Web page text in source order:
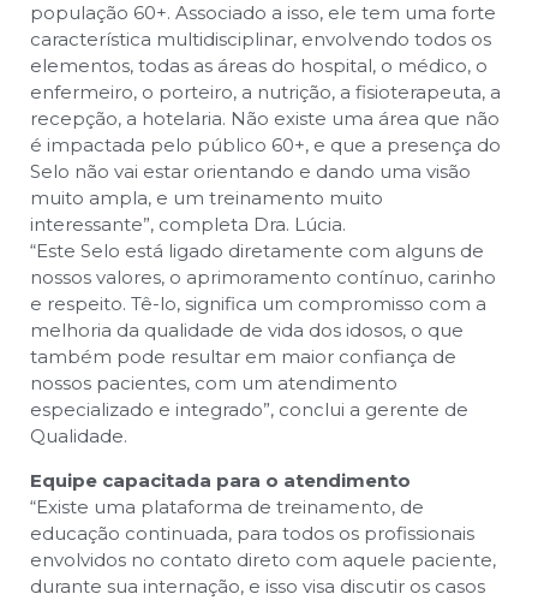
população 60+. Associado a isso, ele tem uma forte
característica multidisciplinar, envolvendo todos os
elementos, todas as áreas do hospital, o médico, o
enfermeiro, o porteiro, a nutrição, a fisioterapeuta, a
recepção, a hotelaria. Não existe uma área que não
é impactada pelo público 60+, e que a presença do
Selo não vai estar orientando e dando uma visão
muito ampla, e um treinamento muito
interessante”, completa Dra. Lúcia.
“Este Selo está ligado diretamente com alguns de
nossos valores, o aprimoramento contínuo, carinho
e respeito. Tê-lo, significa um compromisso com a
melhoria da qualidade de vida dos idosos, o que
também pode resultar em maior confiança de
nossos pacientes, com um atendimento
especializado e integrado”, conclui a gerente de
Qualidade.
Equipe capacitada para o atendimento
“Existe uma plataforma de treinamento, de
educação continuada, para todos os profissionais
envolvidos no contato direto com aquele paciente,
durante sua internação, e isso visa discutir os casos